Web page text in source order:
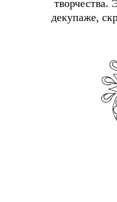
творчества.
декупаже,